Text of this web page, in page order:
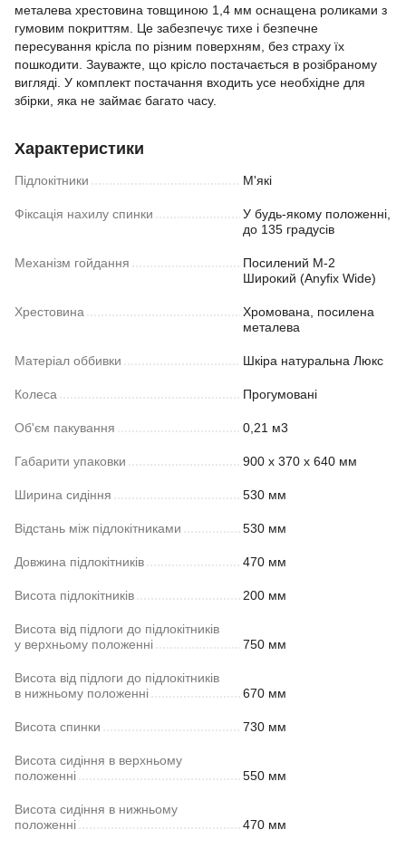
металева хрестовина товщиною 1,4 мм оснащена роликами з
гумовим покриттям. Це забезпечує тихе і безпечне
пересування крісла по різним поверхням, без страху їх
пошкодити. Зауважте, що крісло постачається в розібраному
вигляді. У комплект постачання входить усе необхідне для
збірки, яка не займає багато часу.
Характеристики
Підлокітники М'які
Фіксація нахилу спинки
У будь-якому положенні,
до 135 градусів
Механізм гойдання
Посилений M-2
Широкий (Anyfix Wide)
Хрестовина
Хромована, посилена
металева
Матеріал оббивки Шкіра натуральна Люкс
Колеса Прогумовані
Об'єм пакування 0,21 м3
Габарити упаковки 900 x 370 x 640 мм
Ширина сидіння 530 мм
Відстань між підлокітниками 530 мм
Довжина підлокітників 470 мм
Висота підлокітників 200 мм
Висота від підлоги до підлокітників
у верхньому положенні
750 мм
Висота від підлоги до підлокітників
в нижньому положенні
670 мм
Висота спинки 730 мм
Висота сидіння в верхньому
положенні
550 мм
Висота сидіння в нижньому
положенні
470 мм